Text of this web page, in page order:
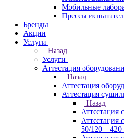
Мобильные
Прессы
Бренды
Акции
Услуги
Назад
Услуги
Аттестация
Назад
Аттестация
Аттестация
Назад
Аттестация
50/120 –